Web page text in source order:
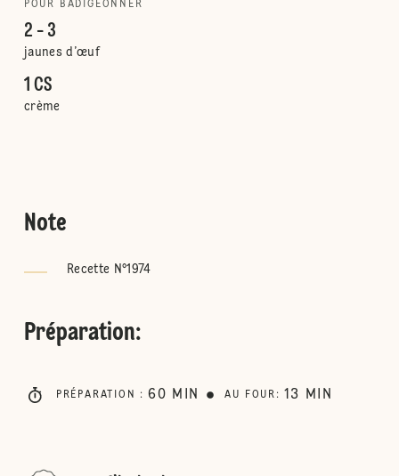
POUR BADIGEONNER
2 - 3
jaunes d’œuf
1 CS
crème
Note
Recette N°1974
Préparation:
PRÉPARATION : 60 MIN AU FOUR : 13 MIN